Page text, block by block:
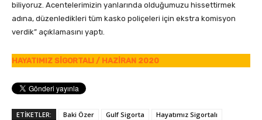
biliyoruz. Acentelerimizin yanlarında olduğumuzu hissettirmek
adına, düzenledikleri tüm kasko poliçeleri için ekstra komisyon
verdik” açıklamasını yaptı.
HAYATIMIZ SİGORTALI / HAZİRAN 2020
ETİKETLER: Baki Özer Gulf Sigorta
Hayatımız Sigortalı